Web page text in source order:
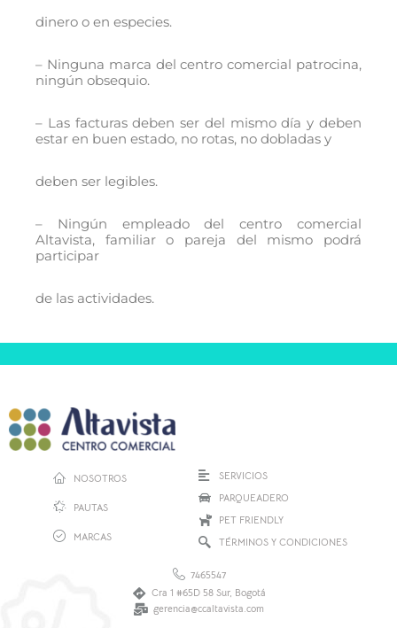
dinero o en especies.
– Ninguna marca del centro comercial patrocina,
ningún obsequio.
– Las facturas deben ser del mismo día y deben
estar en buen estado, no rotas, no dobladas y
deben ser legibles.
– Ningún empleado del centro comercial
Altavista, familiar o pareja del mismo podrá
participar
de las actividades.
NOSOTROS
PAUTAS
MARCAS
SERVICIOS
PARQUEADERO
PET FRIENDLY
TÉRMINOS Y CONDICIONES
7465547
Cra 1 #65D 58 Sur, Bogotá
gerencia@ccaltavista.com